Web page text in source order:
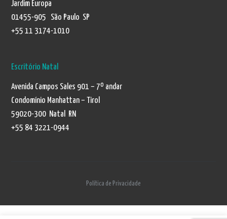
Jardim Europa
01455-905 São Paulo SP
+55 11 3174-1010
Escritório Natal
Avenida Campos Sales 901 – 7º andar
Condomínio Manhattan – Tirol
59020-300 Natal RN
+55 84 3221-0944
Política de Privacidade